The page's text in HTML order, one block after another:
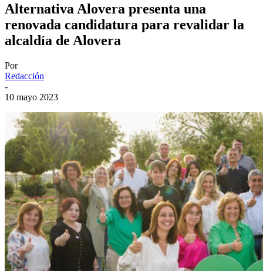
Alternativa Alovera presenta una
renovada candidatura para revalidar la
alcaldía de Alovera
Por
Redacción
-
10 mayo 2023